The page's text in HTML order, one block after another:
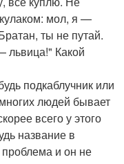
мол, я —
ты не путай.
львица!" Какой
подкаблучник или
людей бывает
всего у этого
название в
проблема и он не